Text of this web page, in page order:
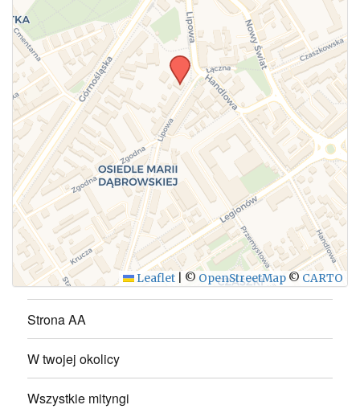
WYŚLIJ
Leaflet © OpenStreetMap © CARTO
Strona AA
W twojej okolicy
Wszystkie mityngi